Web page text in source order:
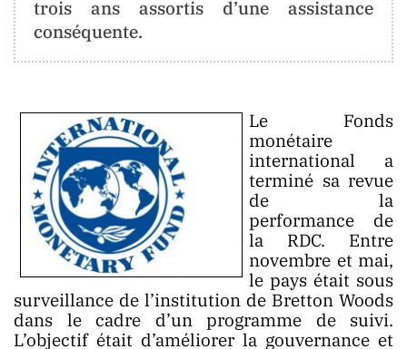
La
Aucune
Tendance
Politique
PUBLICATION
trois ans assortis d’une assistance
conséquente.
Le Fonds
monétaire
international a
terminé sa revue
de la
performance de
la RDC. Entre
novembre et mai,
le pays était sous
surveillance de l’institution de Bretton Woods
dans le cadre d’un programme de suivi.
L’objectif était d’améliorer la gouvernance et